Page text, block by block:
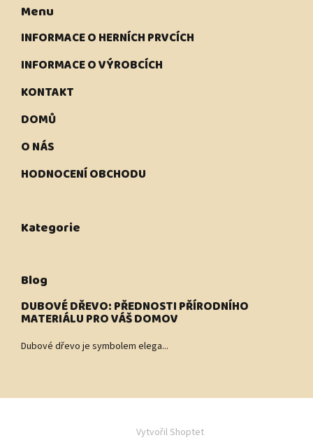
Menu
INFORMACE O HERNÍCH PRVCÍCH
INFORMACE O VÝROBCÍCH
KONTAKT
DOMŮ
O NÁS
HODNOCENÍ OBCHODU
Kategorie
Blog
DUBOVÉ DŘEVO: PŘEDNOSTI PŘÍRODNÍHO
MATERIÁLU PRO VÁŠ DOMOV
Dubové dřevo je symbolem elega...
Vytvořil Shoptet